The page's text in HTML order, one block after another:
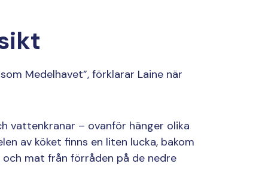
Medelhavet”, förklarar Laine när
vattenkranar – ovanför hänger olika
av köket finns en liten lucka, bakom
mat från förråden på de nedre